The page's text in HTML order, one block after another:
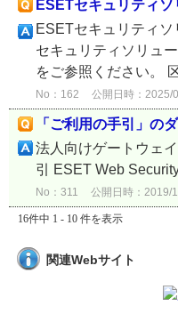
ESETセキュリティ
ESETセキュリティ
セキュリティソリュ
をご参照ください。
No：162 公開日時：2025/
「ご利用の手引」の
法人向けゲートウェ
引 ESET Web
No：311 公開日時：2019/
16件中 1 - 10 件を表示
関連Webサイト